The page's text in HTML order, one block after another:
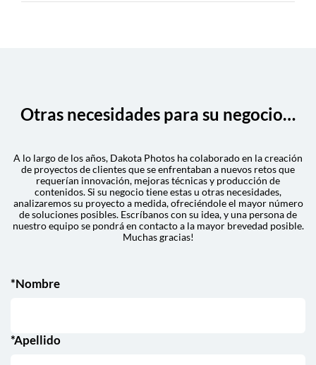
Otras necesidades para su negocio…
A lo largo de los años, Dakota Photos ha colaborado en la creación
de proyectos de clientes que se enfrentaban a nuevos retos que
requerían innovación, mejoras técnicas y producción de
contenidos. Si su negocio tiene estas u otras necesidades,
analizaremos su proyecto a medida, ofreciéndole el mayor número
de soluciones posibles. Escríbanos con su idea, y una persona de
nuestro equipo se pondrá en contacto a la mayor brevedad posible.
Muchas gracias!
*Nombre
*Apellido